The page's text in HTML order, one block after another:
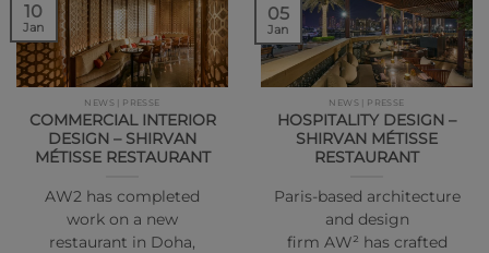
NEWS | PRESSE
COMMERCIAL INTERIOR
DESIGN – SHIRVAN
MÉTISSE RESTAURANT
AW2 has completed
work on a new
restaurant in Doha,
10
Jan
NEWS | PRESSE
HOSPITALITY DESIGN –
SHIRVAN MÉTISSE
RESTAURANT
Paris-based architecture
and design
firm AW² has crafted
05
Jan